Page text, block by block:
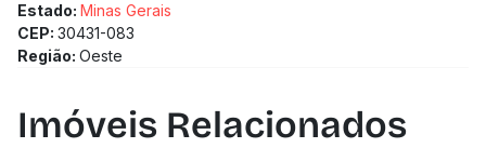
Estado: Minas Gerais
CEP: 30431-083
Região: Oeste
Imóveis Relacionados